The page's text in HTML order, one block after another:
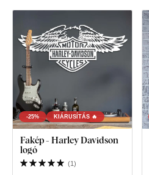
-25% KIÁRUSÍTÁS 🔥
Fakép - Harley Davidson
logó
(1)